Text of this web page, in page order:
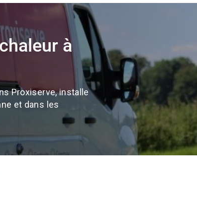
à
Proxiserve, installe
et dans les